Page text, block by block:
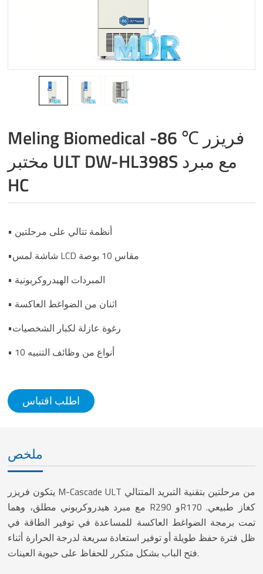
Meling Biomedical -86 ℃ فريزر
مختبر ULT DW-HL398S مع مبرد
HC
• أنظمة تتالي على مرحلتين
•شاشة لمس LCD مقاس 10 بوصة
• المبردات الهيدروكربونية
• اثنان من الضواغط العاكسة
•رغوة عازلة لكبار الشخصيات
• 10 أنواع من وظائف التنبيه
اطلب اقتباس
ملخص
يتكون فريزر M-Cascade ULT من مرحلتين بتقنية التبريد المتتالي
مع مبرد هيدروكربوني مطلق، وهما R290 وR170 كغاز طبيعي.
تمت برمجة الضواغط العاكسة للمساعدة في توفير الطاقة في
ظل فترة حفظ طويلة أو توفير استعادة سريعة لدرجة الحرارة أثناء
فتح الباب بشكل متكرر للحفاظ على حيوية العينات.